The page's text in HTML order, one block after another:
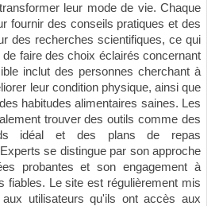
leur mode de vie. Chaque
fournir des conseils pratiques et des
des recherches scientifiques, ce qui
faire des choix éclairés concernant
inclut des personnes cherchant à
leur condition physique, ainsi que
habitudes alimentaires saines. Les
trouver des outils comme des
idéal et des plans de repas
se distingue par son approche
probantes et son engagement à
fiables. Le site est régulièrement mis
utilisateurs qu'ils ont accès aux